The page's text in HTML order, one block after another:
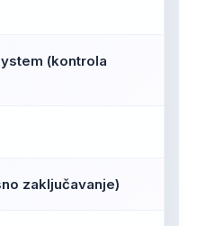
(kontrola
zaključavanje)